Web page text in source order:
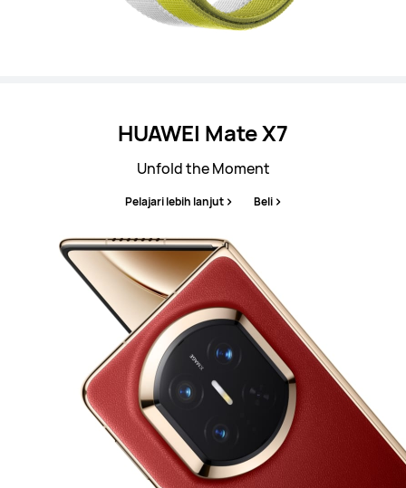
HUAWEI Mate X7
Unfold the Moment
Pelajari lebih lanjut Beli